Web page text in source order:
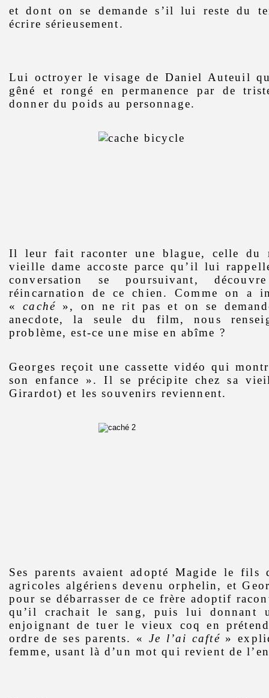
et dont on se demande s’il lui reste du
écrire sérieusement.
Lui octroyer le visage de Daniel Auteuil
gêné et rongé en permanence par de
donner du poids au personnage.
Il leur fait raconter une blague, celle du
vieille dame accoste parce qu’il lui
conversation se poursuivant,
réincarnation de ce chien. Comme on a
«caché », on ne rit pas et on se
anecdote, la seule du film, nous
problème, est-ce une mise en abîme ?
Georges reçoit une cassette vidéo qui
son enfance ». Il se précipite chez sa
Girardot) et les souvenirs reviennent.
Ses parents avaient adopté Magide le fils
agricoles algériens devenu orphelin, et
pour se débarrasser de ce frère adoptif
qu’il crachait le sang, puis lui donnant
enjoignant de tuer le vieux coq en
ordre de ses parents. « Je l’ai cafté »
femme, usant là d’un mot qui revient de